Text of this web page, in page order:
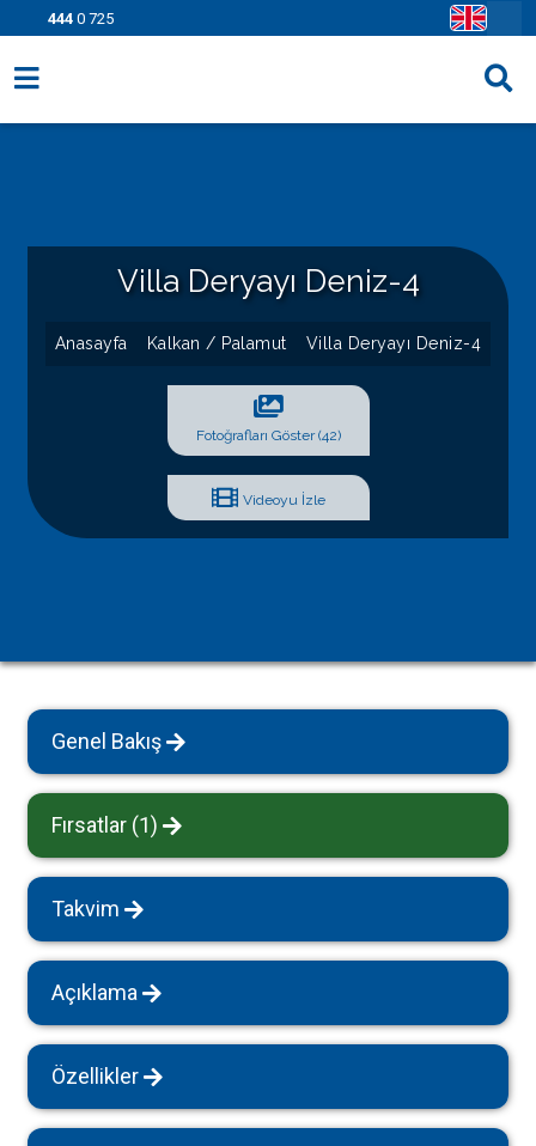
444 0 725
Fırsatlar
Bilgi Sayfaları
Blog
Villa Deryayı Deniz-4
Anasayfa Kalkan / Palamut Villa Deryayı Deniz-4
Fotoğrafları Göster (42)
Videoyu İzle
Genel Bakış
Fırsatlar (1)
Takvim
Açıklama
Özellikler